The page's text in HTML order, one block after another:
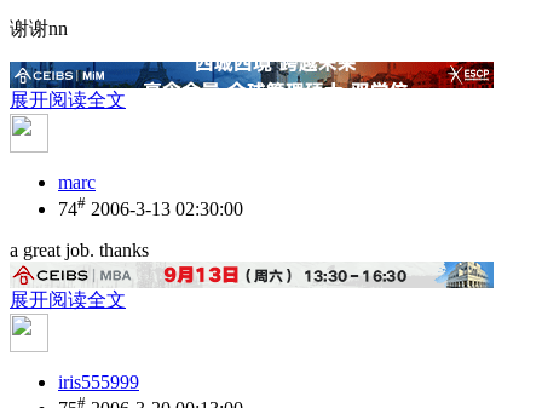
谢谢nn
展开阅读全文
marc
74# 2006-3-13 02:30:00
a great job. thanks
展开阅读全文
iris555999
#